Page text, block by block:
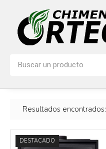
Resultados encontrados:
DESTACADO
Más info